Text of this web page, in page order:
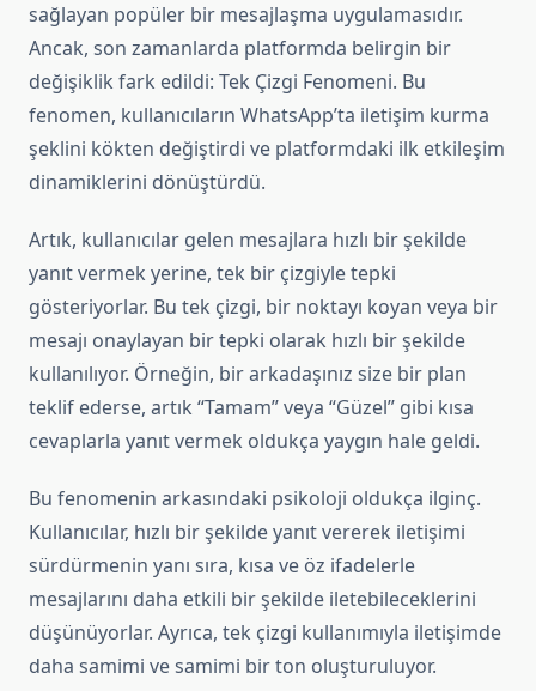
sağlayan popüler bir mesajlaşma uygulamasıdır.
Ancak, son zamanlarda platformda belirgin bir
değişiklik fark edildi: Tek Çizgi Fenomeni. Bu
fenomen, kullanıcıların WhatsApp’ta iletişim kurma
şeklini kökten değiştirdi ve platformdaki ilk etkileşim
dinamiklerini dönüştürdü.
Artık, kullanıcılar gelen mesajlara hızlı bir şekilde
yanıt vermek yerine, tek bir çizgiyle tepki
gösteriyorlar. Bu tek çizgi, bir noktayı koyan veya bir
mesajı onaylayan bir tepki olarak hızlı bir şekilde
kullanılıyor. Örneğin, bir arkadaşınız size bir plan
teklif ederse, artık “Tamam” veya “Güzel” gibi kısa
cevaplarla yanıt vermek oldukça yaygın hale geldi.
Bu fenomenin arkasındaki psikoloji oldukça ilginç.
Kullanıcılar, hızlı bir şekilde yanıt vererek iletişimi
sürdürmenin yanı sıra, kısa ve öz ifadelerle
mesajlarını daha etkili bir şekilde iletebileceklerini
düşünüyorlar. Ayrıca, tek çizgi kullanımıyla iletişimde
daha samimi ve samimi bir ton oluşturuluyor.